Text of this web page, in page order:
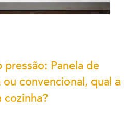
Panela de
convencional, qual a
cozinha?